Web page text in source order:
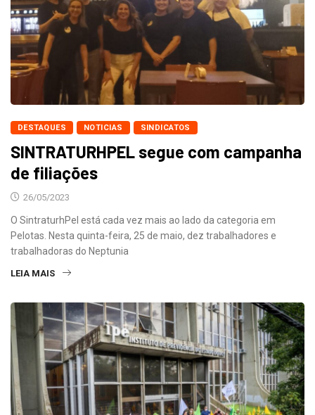
DESTAQUES NOTICIAS SINDICATOS
SINTRATURHPEL segue com campanha
de filiações
26/05/2023
O SintraturhPel está cada vez mais ao lado da categoria em
Pelotas. Nesta quinta-feira, 25 de maio, dez trabalhadores e
trabalhadoras do Neptunia
LEIA MAIS